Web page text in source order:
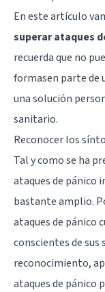
En este artículo
superar ataques
recuerda que no
formasen parte
una solución
sanitario.
Reconocer los
Tal y como se ha
ataques de pánico
bastante amplio.
ataques de pánico
conscientes de
reconocimiento,
ataques de pánico